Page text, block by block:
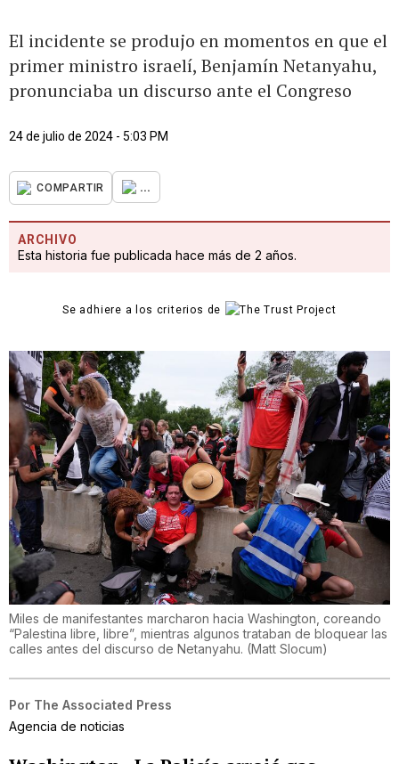
El incidente se produjo en momentos en que el
primer ministro israelí, Benjamín Netanyahu,
pronunciaba un discurso ante el Congreso
24 de julio de 2024 - 5:03 PM
COMPARTIR ...
ARCHIVO
Esta historia fue publicada hace más de 2 años.
Se adhiere a los criterios de
Miles de manifestantes marcharon hacia Washington, coreando
“Palestina libre, libre”, mientras algunos trataban de bloquear las
calles antes del discurso de Netanyahu. (Matt Slocum)
Por The Associated Press
Agencia de noticias